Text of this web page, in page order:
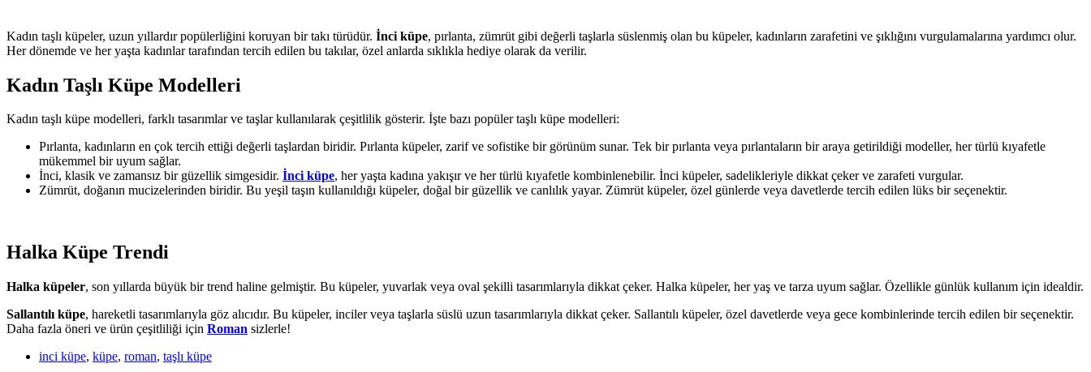
Kadın taşlı küpeler, uzun yıllardır popülerliğini koruyan bir takı türüdür. İnci küpe, pırlanta, zümrüt gibi değerli taşlarla süslenmiş olan bu küpeler, kadınların zarafetini ve şıklığını vurgulamalarına yardımcı olur.
Her dönemde ve her yaşta kadınlar tarafından tercih edilen bu takılar, özel anlarda sıklıkla hediye olarak da verilir.
Kadın Taşlı Küpe Modelleri
Kadın taşlı küpe modelleri, farklı tasarımlar ve taşlar kullanılarak çeşitlilik gösterir. İşte bazı popüler taşlı küpe modelleri:
Pırlanta, kadınların en çok tercih ettiği değerli taşlardan biridir. Pırlanta küpeler, zarif ve sofistike bir görünüm sunar. Tek bir pırlanta veya pırlantaların bir araya getirildiği modeller, her türlü kıyafetle
mükemmel bir uyum sağlar.
İnci, klasik ve zamansız bir güzellik simgesidir. İnci küpe, her yaşta kadına yakışır ve her türlü kıyafetle kombinlenebilir. İnci küpeler, sadelikleriyle dikkat çeker ve zarafeti vurgular.
Zümrüt, doğanın mucizelerinden biridir. Bu yeşil taşın kullanıldığı küpeler, doğal bir güzellik ve canlılık yayar. Zümrüt küpeler, özel günlerde veya davetlerde tercih edilen lüks bir seçenektir.
Halka Küpe Trendi
Halka küpeler, son yıllarda büyük bir trend haline gelmiştir. Bu küpeler, yuvarlak veya oval şekilli tasarımlarıyla dikkat çeker. Halka küpeler, her yaş ve tarza uyum sağlar. Özellikle günlük kullanım için idealdir.
Sallantılı küpe, hareketli tasarımlarıyla göz alıcıdır. Bu küpeler, inciler veya taşlarla süslü uzun tasarımlarıyla dikkat çeker. Sallantılı küpeler, özel davetlerde veya gece kombinlerinde tercih edilen bir seçenektir.
Daha fazla öneri ve ürün çeşitliliği için Roman sizlerle!
inci küpe, küpe, roman, taşlı küpe